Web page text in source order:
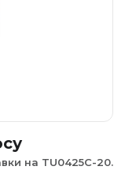
на TU0425C-20.